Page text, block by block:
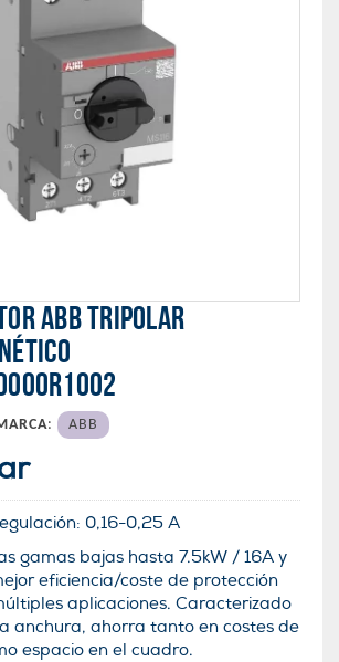
ABB TRIPOLAR
: ABB
0,16-0,25 A
gamas bajas hasta 7.5kW / 16A y
eficiencia/coste de protección
aplicaciones. Caracterizado
anchura, ahorra tanto en costes de
espacio en el cuadro.